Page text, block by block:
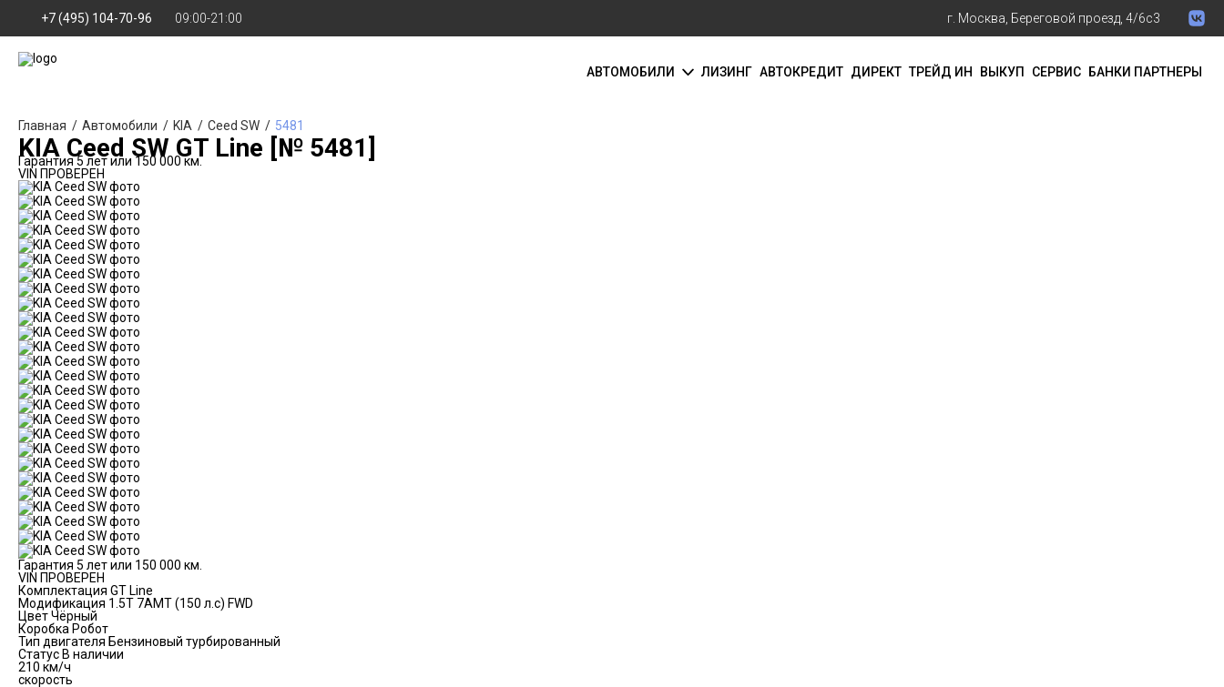
+7 (495) 104-70-96 09:00-21:00 г. Москва, Береговой проезд, 4/6с3
АВТОМОБИЛИ ЛИЗИНГ АВТОКРЕДИТ ДИРЕКТ ТРЕЙД ИН ВЫКУП СЕРВИС БАНКИ ПАРТНЕРЫ
Главная Автомобили KIA Ceed SW 5481
KIA Ceed SW GT Line [№ 5481]
Гарантия 5 лет или 150 000 км.
VIN ПРОВЕРЕН
Гарантия 5 лет или 150 000 км.
VIN ПРОВЕРЕН
Комплектация GT Line
Модификация 1.5T 7AMT (150 л.с) FWD
ЦветЧёрный
Коробка Робот
Тип двигателя Бензиновый турбированный
Статус В наличии
210 км/ч
скорость